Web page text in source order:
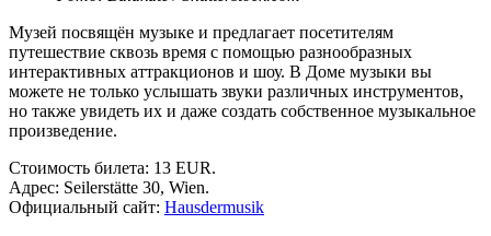
Музей посвящён музыке и предлагает посетителям
путешествие сквозь время с помощью разнообразных
интерактивных аттракционов и шоу. В Доме музыки вы
можете не только услышать звуки различных инструментов,
но также увидеть их и даже создать собственное музыкальное
произведение.
Стоимость билета: 13 EUR.
Адрес: Seilerstätte 30, Wien.
Официальный сайт: Hausdermusik